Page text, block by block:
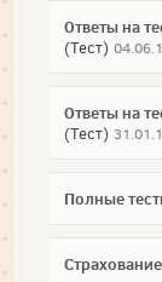
Ответы на
(Тест)
Ответы на
(Тест)
Полные